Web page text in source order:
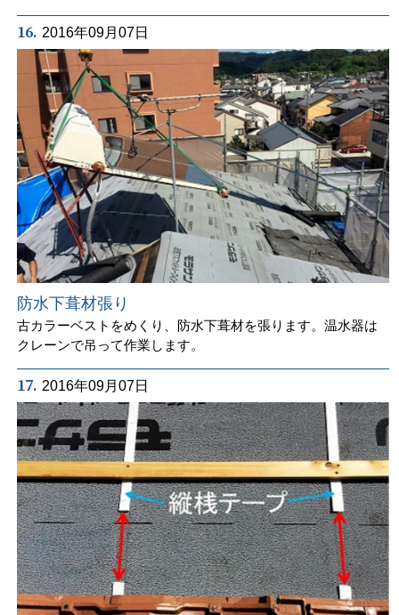
16. 2016年09月07日
防水下葺材張り
古カラーベストをめくり、防水下葺材を張ります。温水器は
クレーンで吊って作業します。
17. 2016年09月07日